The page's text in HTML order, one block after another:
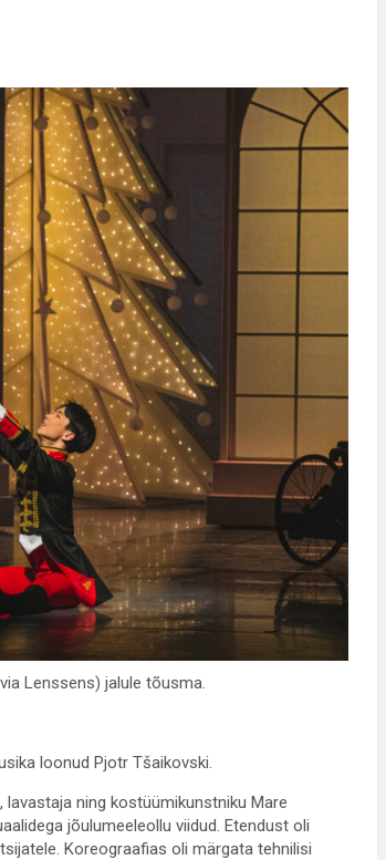
Lenssens) jalule tõusma.
loonud Pjotr Tšaikovski.
ning kostüümikunstniku Mare
jõulumeeleollu viidud. Etendust oli
Koreograafias oli märgata tehnilisi